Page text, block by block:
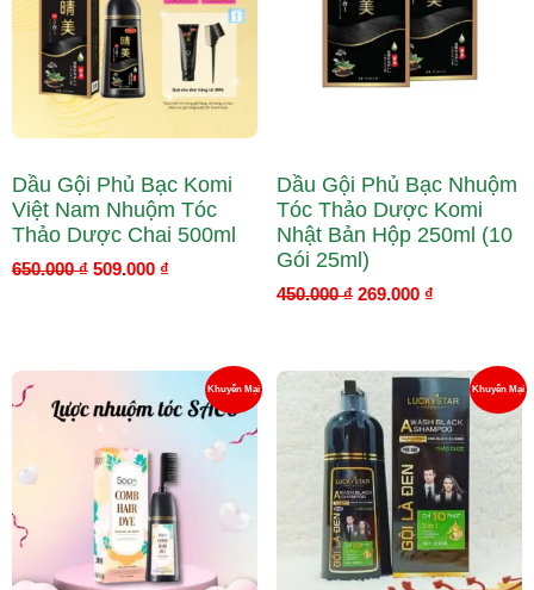
Dầu Gội Phủ Bạc Komi
Việt Nam Nhuộm Tóc
Thảo Dược Chai 500ml
650.000₫ 509.000 ₫
Dầu Gội Phủ Bạc Nhuộm
Tóc Thảo Dược Komi
Nhật Bản Hộp 250ml (10
Gói 25ml)
450.000₫ 269.000 ₫
Khuyến MạiSản
gốc
là:
480.000 ₫.
hiện
tại
219.000 ₫.
Khuyến Mại
Giá
gốc
là:
235.000 ₫.
Giá
hiện
tại
là:
220.000 ₫.